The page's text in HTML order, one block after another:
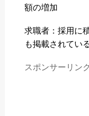
額の増加
求職者：採用に
も掲載されてい
スポンサーリンク